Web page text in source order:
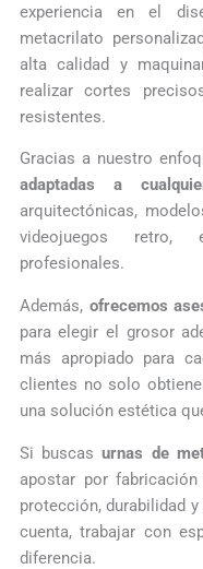
experiencia en el
metacrilato
alta calidad y
realizar cortes
resistentes.
Gracias a nuestro
adaptadas a
arquitectónicas,
videojuegos retro,
profesionales.
Además, ofrecemos
para elegir el grosor
más apropiado para
clientes no solo
una solución estética
Si buscasurnas de
apostar por
protección, durabilidad
cuenta, trabajar con
diferencia.